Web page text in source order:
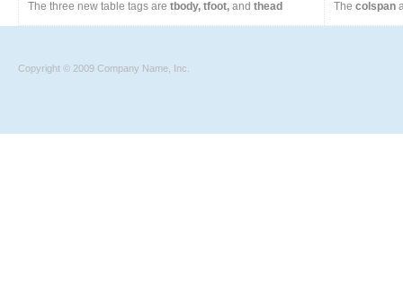
The three new table tags are tbody, tfoot, and thead The colspan
Copyright © 2009 Company Name, Inc.